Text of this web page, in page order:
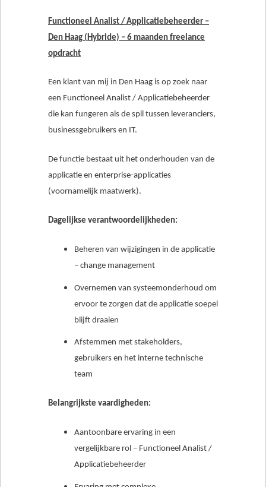
Functioneel Analist / Applicatiebeheerder –
Den Haag (Hybride) – 6 maanden freelance
opdracht
Een klant van mij in Den Haag is op zoek naar
een Functioneel Analist / Applicatiebeheerder
die kan fungeren als de spil tussen leveranciers,
businessgebruikers en IT.
De functie bestaat uit het onderhouden van de
applicatie en enterprise-applicaties
(voornamelijk maatwerk).
Dagelijkse verantwoordelijkheden:
Beheren van wijzigingen in de applicatie
– change management
Overnemen van systeemonderhoud om
ervoor te zorgen dat de applicatie soepel
blijft draaien
Afstemmen met stakeholders,
gebruikers en het interne technische
team
Belangrijkste vaardigheden:
Aantoonbare ervaring in een
vergelijkbare rol – Functioneel Analist /
Applicatiebeheerder